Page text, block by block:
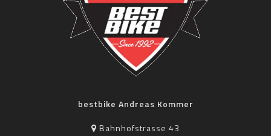
bestbike Andreas Kommer
Bahnhofstrasse 43